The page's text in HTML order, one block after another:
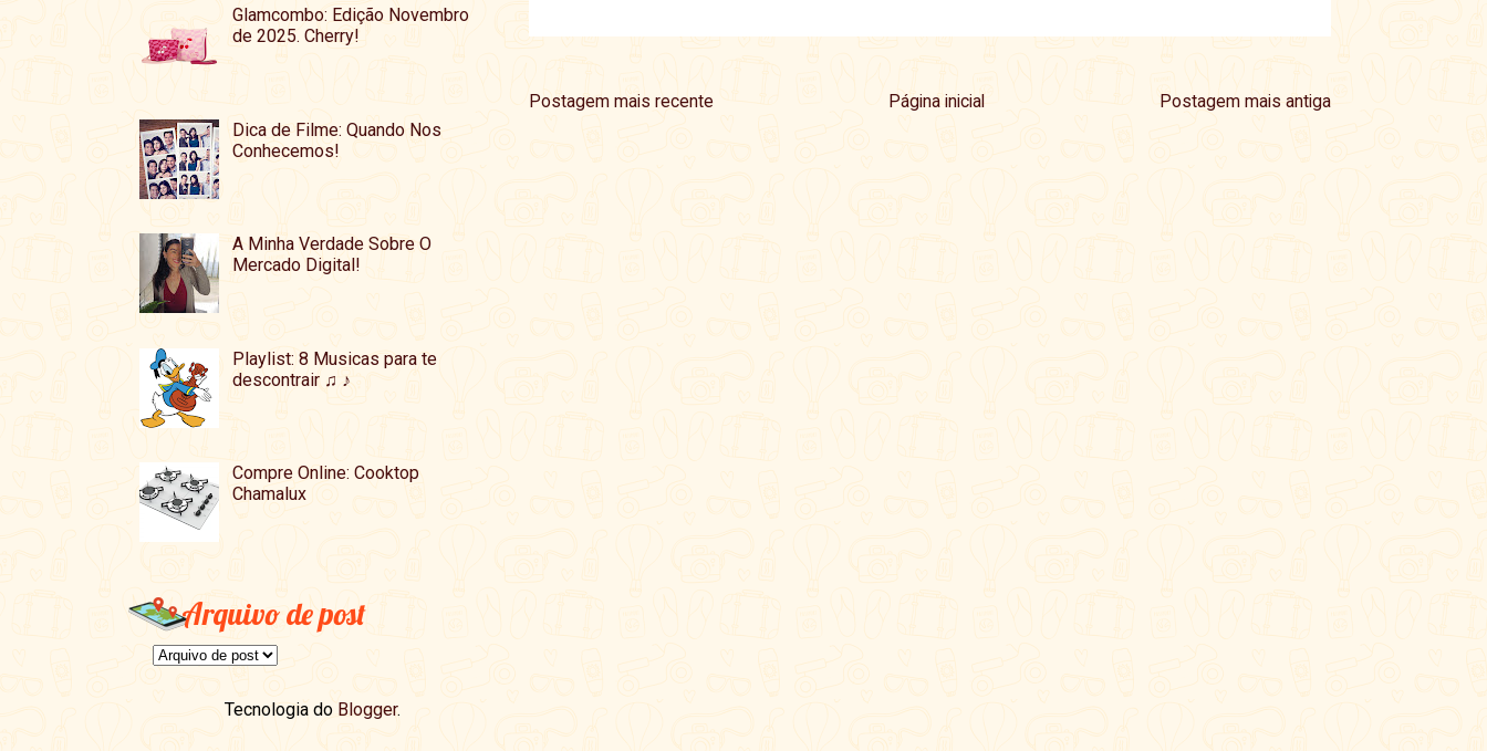
Postagem mais recente Postagem mais antiga
Página inicial
Glamcombo: Edição Novembro
de 2025. Cherry!
Dica de Filme: Quando Nos
Conhecemos!
A Minha Verdade Sobre O
Mercado Digital!
Playlist: 8 Musicas para te
descontrair ♫ ♪
Compre Online: Cooktop
Chamalux
Arquivo de post
Tecnologia do Blogger.